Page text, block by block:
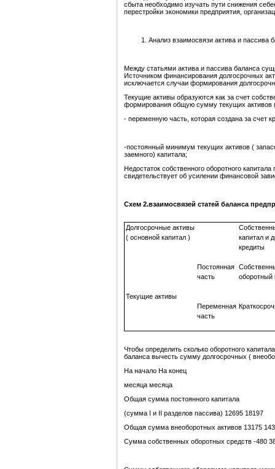
сбыта необходимо изучать пути снижения
перестройки экономики предприятия,
Анализ взаимосвязи актива и пассива
Между статьями актива и пассива баланса
Источником финансирования долгосрочных
исключается случаи формирования
Текущие активы образуются как за счет
формирования общую сумму текущих активов
- переменную часть, которая создана за счет
-постоянный минимум текущих активов (
заемного) капитала;
Недостаток собственного оборотного
свидетельствует об усилении финансовой
Схем 2.взаимосвязей статей баланса
Долгосрочные активы
( основной капитал )
капитал и
кредиты
Постоянная
часть
оборотный
Текущие активы
Переменная
часть
Чтобы определить сколько оборотного
баланса вычесть сумму долгосрочных (
На начало На конец
месяца месяца
Общая сумма постоянного капитала
(сумма I и II разделов пассива) 12695 18197
Общая сумма внеоборотных активов 13175
Сумма собственных оборотных средств -480